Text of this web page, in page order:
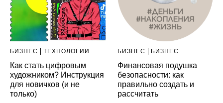
БИЗНЕС ТЕХНОЛОГИИ
Как стать цифровым
художником? Инструкция
для новичков (и не
только)
БИЗНЕС БИЗНЕС
Финансовая подушка
безопасности: как
правильно создать и
рассчитать